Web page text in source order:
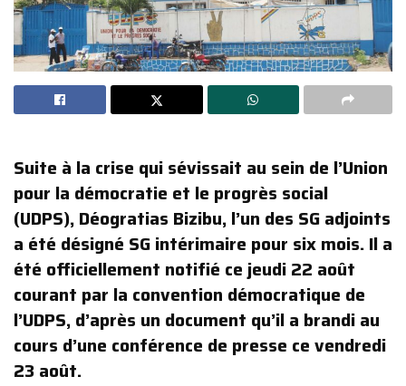
Suite à la crise qui sévissait au sein de l’Union
pour la démocratie et le progrès social
(UDPS), Déogratias Bizibu, l’un des SG adjoints
a été désigné SG intérimaire pour six mois. Il a
été officiellement notifié ce jeudi 22 août
courant par la convention démocratique de
l’UDPS, d’après un document qu’il a brandi au
cours d’une conférence de presse ce vendredi
23 août.